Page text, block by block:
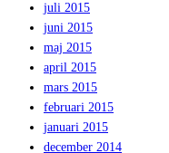
juli 2015
juni 2015
maj 2015
april 2015
mars 2015
februari 2015
januari 2015
december 2014